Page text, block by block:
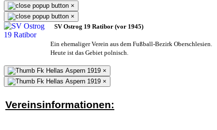
×
×
SV Ostrog 19 Ratibor (vor 1945)
Ein ehemaliger Verein aus dem Fußball-Bezirk Oberschlesien.
Heute ist das Gebiet polnisch.
×
×
Vereinsinformationen: